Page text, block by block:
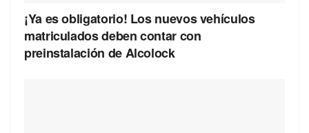
¡Ya es obligatorio! Los nuevos vehículos
matriculados deben contar con
preinstalación de Alcolock